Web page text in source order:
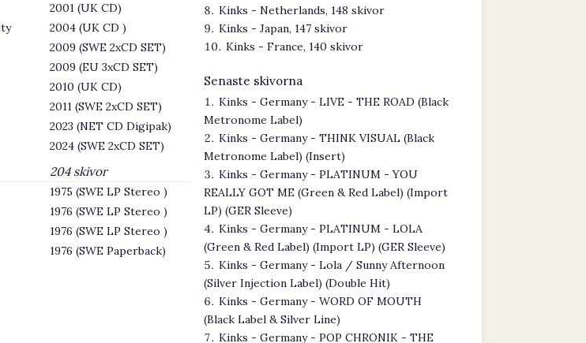
2001 (UK CD)
2004 (UK CD )
2009 (SWE 2xCD SET)
2009 (EU 3xCD SET)
2010 (UK CD)
2011 (SWE 2xCD SET)
2023 (NET CD Digipak)
2024 (SWE 2xCD SET)
204 skivor
1975 (SWE LP Stereo )
1976 (SWE LP Stereo )
1976 (SWE LP Stereo )
1976 (SWE Paperback)
Kinks - Netherlands, 148 skivor
Kinks - Japan, 147 skivor
Kinks - France, 140 skivor
Senaste skivorna
Kinks - Germany - LIVE - THE ROAD (Black
Metronome Label)
Kinks - Germany - THINK VISUAL (Black
Metronome Label) (Insert)
Kinks - Germany - PLATINUM - YOU
REALLY GOT ME (Green & Red Label) (Import
LP) (GER Sleeve)
Kinks - Germany - PLATINUM - LOLA
(Green & Red Label) (Import LP) (GER Sleeve)
Kinks - Germany - Lola / Sunny Afternoon
(Silver Injection Label) (Double Hit)
Kinks - Germany - WORD OF MOUTH
(Black Label & Silver Line)
Kinks - Germany - POP CHRONIK - THE